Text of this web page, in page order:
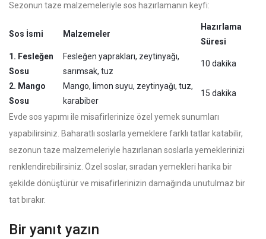
Sezonun taze malzemeleriyle sos hazırlamanın keyfi:
Sos İsmi Malzemeler
Hazırlama
Süresi
1. Fesleğen
Sosu
Fesleğen yaprakları, zeytinyağı,
sarımsak, tuz
10 dakika
2. Mango
Sosu
Mango, limon suyu, zeytinyağı, tuz,
karabiber
15 dakika
Evde sos yapımı ile misafirlerinize özel yemek sunumları
yapabilirsiniz. Baharatlı soslarla yemeklere farklı tatlar katabilir,
sezonun taze malzemeleriyle hazırlanan soslarla yemeklerinizi
renklendirebilirsiniz. Özel soslar, sıradan yemekleri harika bir
şekilde dönüştürür ve misafirlerinizin damağında unutulmaz bir
tat bırakır.
Bir yanıt yazın